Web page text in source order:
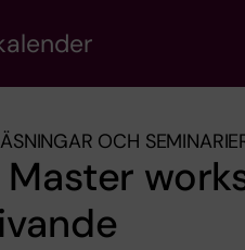
OCH
Master